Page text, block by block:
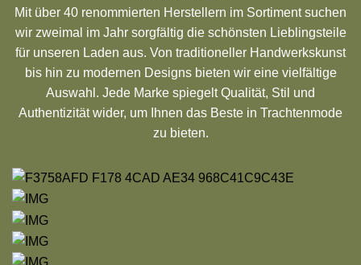
Mit über 40 renommierten Herstellern im Sortiment suchen
wir zweimal im Jahr sorgfältig die schönsten Lieblingsteile
für unseren Laden aus. Von traditioneller Handwerkskunst
bis hin zu modernen Designs bieten wir eine vielfältige
Auswahl. Jede Marke spiegelt Qualität, Stil und
Authentizität wider, um Ihnen das Beste in Trachtenmode
zu bieten.